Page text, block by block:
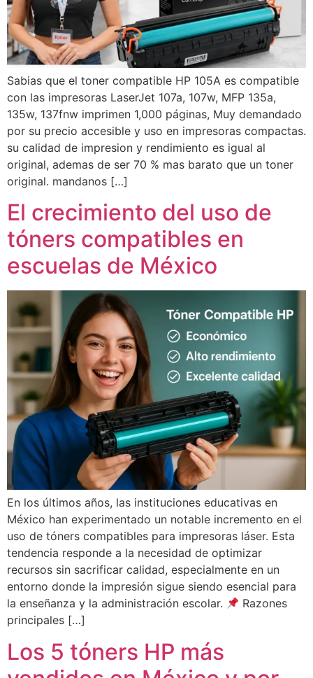
Sabias que el toner compatible HP 105A es compatible
con las impresoras LaserJet 107a, 107w, MFP 135a,
135w, 137fnw imprimen 1,000 páginas, Muy demandado
por su precio accesible y uso en impresoras compactas.
su calidad de impresion y rendimiento es igual al
original, ademas de ser 70 % mas barato que un toner
original. mandanos […]
El crecimiento del uso de
tóners compatibles en
escuelas de México
En los últimos años, las instituciones educativas en
México han experimentado un notable incremento en el
uso de tóners compatibles para impresoras láser. Esta
tendencia responde a la necesidad de optimizar
recursos sin sacrificar calidad, especialmente en un
entorno donde la impresión sigue siendo esencial para
la enseñanza y la administración escolar.
Razones
principales […]
Los 5 tóners HP más